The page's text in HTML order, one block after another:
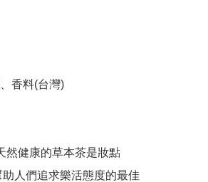
人們追求樂活態度的最佳